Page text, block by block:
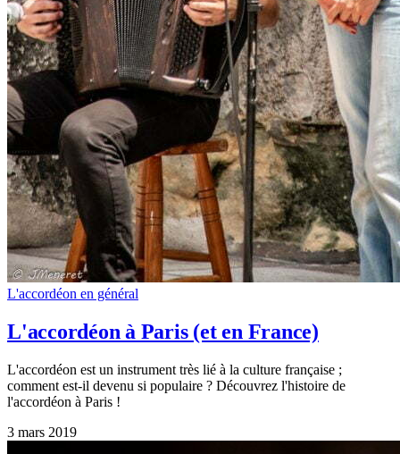
L'accordéon en général
L'accordéon à Paris (et en France)
L'accordéon est un instrument très lié à la culture française ;
comment est-il devenu si populaire ? Découvrez l'histoire de
l'accordéon à Paris !
3 mars 2019